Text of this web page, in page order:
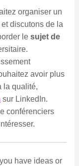
organiser un
discutons de la
le sujet de
avoir plus
la qualité,
sur LinkedIn.
conférenciers
have ideas or